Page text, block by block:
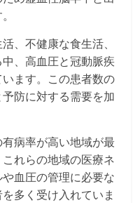
、不健康な食生活、
、高血圧と冠動脈疾
ます。この患者数の
防に対する需要を加
病率が高い地域が最
れらの地域の医療ネ
血圧の管理に必要な
多く受け入れていま